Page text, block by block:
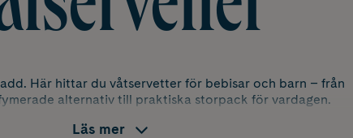
Här hittar du våtservetter för bebisar och barn – från
alternativ till praktiska storpack för vardagen.
Läs mer